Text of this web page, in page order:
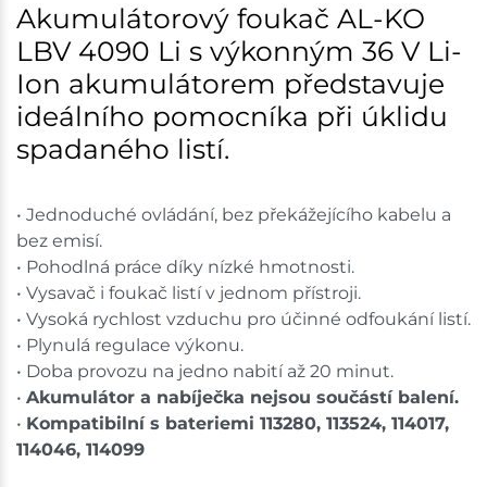
Akumulátorový foukač AL-KO
LBV 4090 Li s výkonným 36 V Li-
Ion akumulátorem představuje
ideálního pomocníka při úklidu
spadaného listí.
• Jednoduché ovládání, bez překážejícího kabelu a
bez emisí.
• Pohodlná práce díky nízké hmotnosti.
• Vysavač i foukač listí v jednom přístroji.
• Vysoká rychlost vzduchu pro účinné odfoukání listí.
• Plynulá regulace výkonu.
• Doba provozu na jedno nabití až 20 minut.
• Akumulátor a nabíječka nejsou součástí balení.
• Kompatibilní s bateriemi 113280, 113524, 114017,
114046, 114099